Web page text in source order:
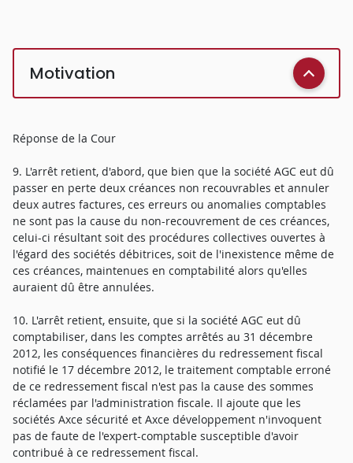
Motivation
Réponse de la Cour
9. L'arrêt retient, d'abord, que bien que la société AGC eut dû
passer en perte deux créances non recouvrables et annuler
deux autres factures, ces erreurs ou anomalies comptables
ne sont pas la cause du non-recouvrement de ces créances,
celui-ci résultant soit des procédures collectives ouvertes à
l'égard des sociétés débitrices, soit de l'inexistence même de
ces créances, maintenues en comptabilité alors qu'elles
auraient dû être annulées.
10. L'arrêt retient, ensuite, que si la société AGC eut dû
comptabiliser, dans les comptes arrêtés au 31 décembre
2012, les conséquences financières du redressement fiscal
notifié le 17 décembre 2012, le traitement comptable erroné
de ce redressement fiscal n'est pas la cause des sommes
réclamées par l'administration fiscale. Il ajoute que les
sociétés Axce sécurité et Axce développement n'invoquent
pas de faute de l'expert-comptable susceptible d'avoir
contribué à ce redressement fiscal.